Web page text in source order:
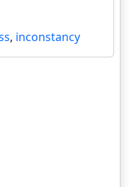
, inconstancy